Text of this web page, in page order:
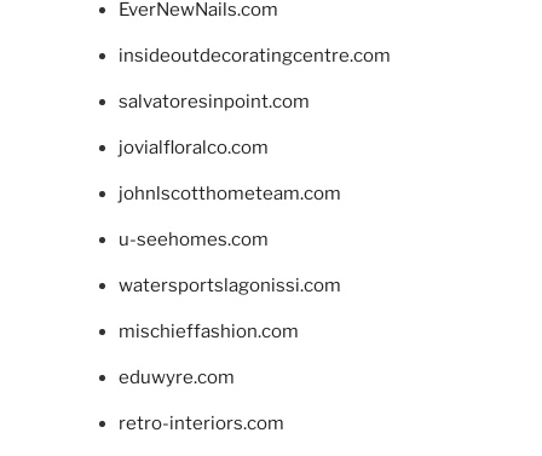
EverNewNails.com
insideoutdecoratingcentre.com
salvatoresinpoint.com
jovialfloralco.com
johnlscotthometeam.com
u-seehomes.com
watersportslagonissi.com
mischieffashion.com
eduwyre.com
retro-interiors.com